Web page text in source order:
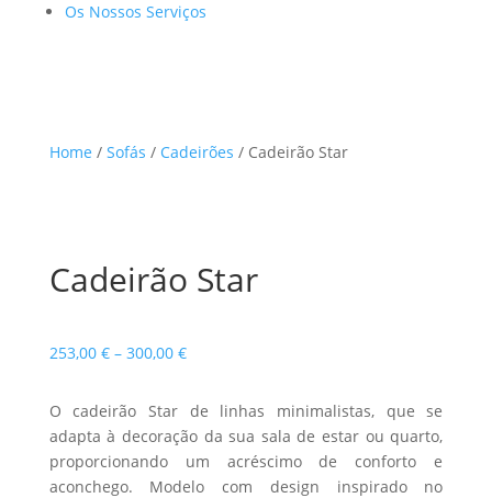
Os Nossos Serviços
Home / Sofás / Cadeirões / Cadeirão Star
Cadeirão Star
253,00 € – 300,00 €Price
253,00 €
through
O cadeirão Star de linhas minimalistas, que se
adapta à decoração da sua sala de estar ou quarto,
proporcionando um acréscimo de conforto e
aconchego. Modelo com design inspirado no